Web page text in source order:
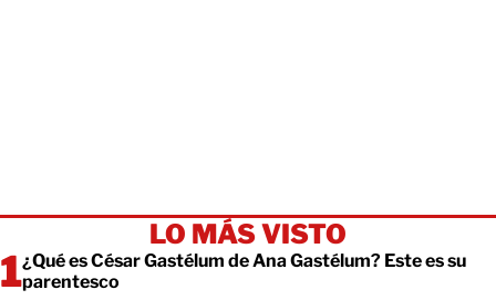
LO MÁS VISTO
¿Qué es César Gastélum de Ana Gastélum? Este es su
parentesco